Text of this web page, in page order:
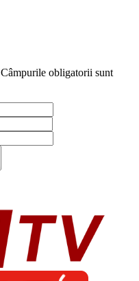
Câmpurile obligatorii sunt